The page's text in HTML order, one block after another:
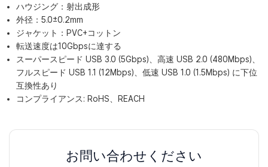
ハウジング：射出成形
外径：5.0±0.2mm
ジャケット：PVC+コットン
転送速度は10Gbpsに達する
スーパースピード USB 3.0 (5Gbps)、高速 USB 2.0 (480Mbps)、
フルスピード USB 1.1 (12Mbps)、低速 USB 1.0 (1.5Mbps) に下位
互換性あり
コンプライアンス: RoHS、REACH
お問い合わせください